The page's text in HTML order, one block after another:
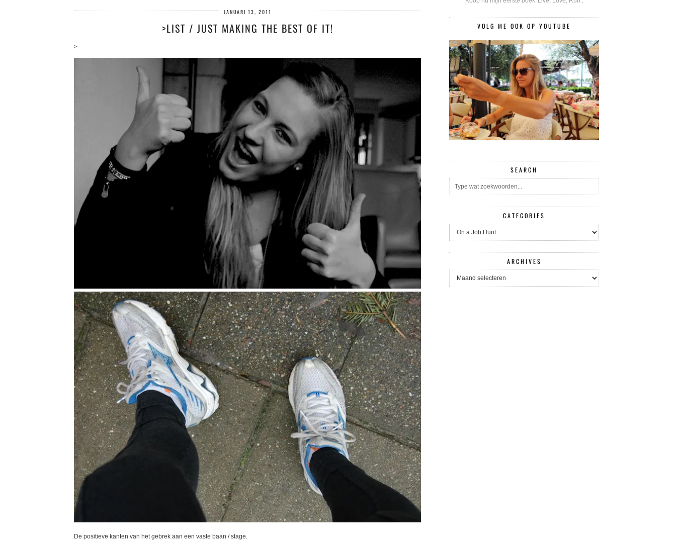
JANUARI 13, 2011
>LIST / JUST MAKING THE BEST OF IT!
>
De positieve kanten van het gebrek aan een vaste baan / stage.
VOLG ME OOK OP YOUTUBE
SEARCH
CATEGORIES
CATEGORIES
ARCHIVES
ARCHIVES